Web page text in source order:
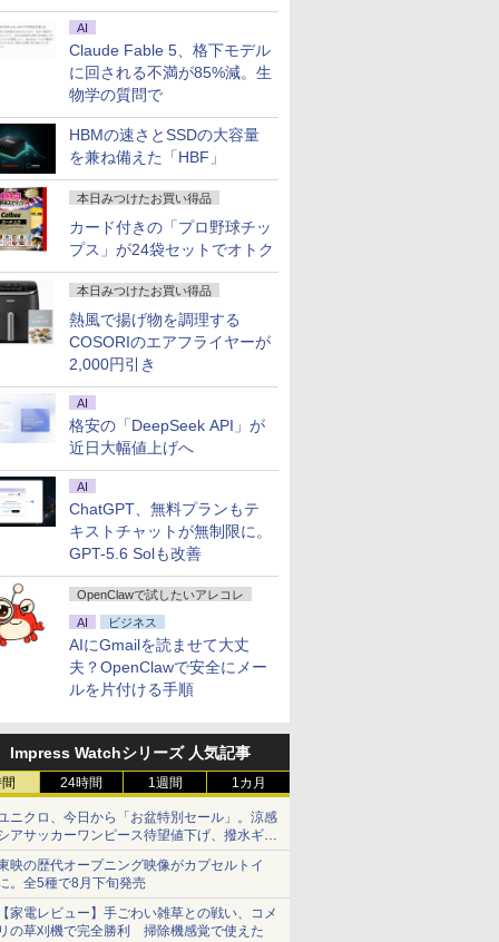
AI
Claude Fable 5、格下モデル
に回される不満が85%減。生
物学の質問で
HBMの速さとSSDの大容量
を兼ね備えた「HBF」
本日みつけたお買い得品
カード付きの「プロ野球チッ
プス」が24袋セットでオトク
本日みつけたお買い得品
熱風で揚げ物を調理する
COSORIのエアフライヤーが
2,000円引き
AI
格安の「DeepSeek API」が
近日大幅値上げへ
AI
ChatGPT、無料プランもテ
キストチャットが無制限に。
GPT-5.6 Solも改善
OpenClawで試したいアレコレ
AI ビジネス
AIにGmailを読ませて大丈
夫？OpenClawで安全にメー
ルを片付ける手順
Impress Watchシリーズ 人気記事
24時間 1週間 1カ月
ニクロ、今日から「お盆特別セール」。涼感
アサッカーワンピース待望値下げ、撥水ギア
ョーツは1990円に
映の歴代オープニング映像がカプセルトイ
。全5種で8月下旬発売
家電レビュー】手ごわい雑草との戦い、コメ
の草刈機で完全勝利 掃除機感覚で使えた